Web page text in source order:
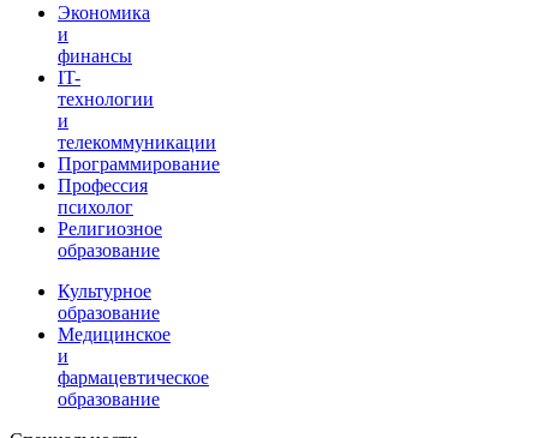
Экономика
и
финансы
IT-
технологии
и
телекоммуникации
Программирование
Профессия
психолог
Религиозное
образование
Культурное
образование
Медицинское
и
фармацевтическое
образование